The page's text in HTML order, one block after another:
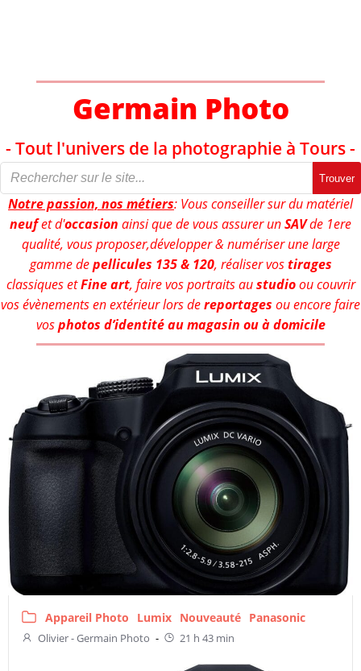
Germain Photo
- Tout l'univers de la photographie à Tours -
Trouver
Notre passion, nos métiers: Vous conseiller sur du matériel
neufet d'occasion ainsi que de vous assurer unSAVde 1ere
qualité, vous proposer,développer & numériser une large
gamme depellicules 135 & 120, réaliser vostirages
classiques etFine art, faire vos portraits austudioou couvrir
vos évènements en extérieur lors dereportages ou encore faire
vosphotos d’identité au magasin ou à domicile
Appareil Photo Lumix Nouveauté Panasonic
Olivier - Germain Photo - 21 h 43 min